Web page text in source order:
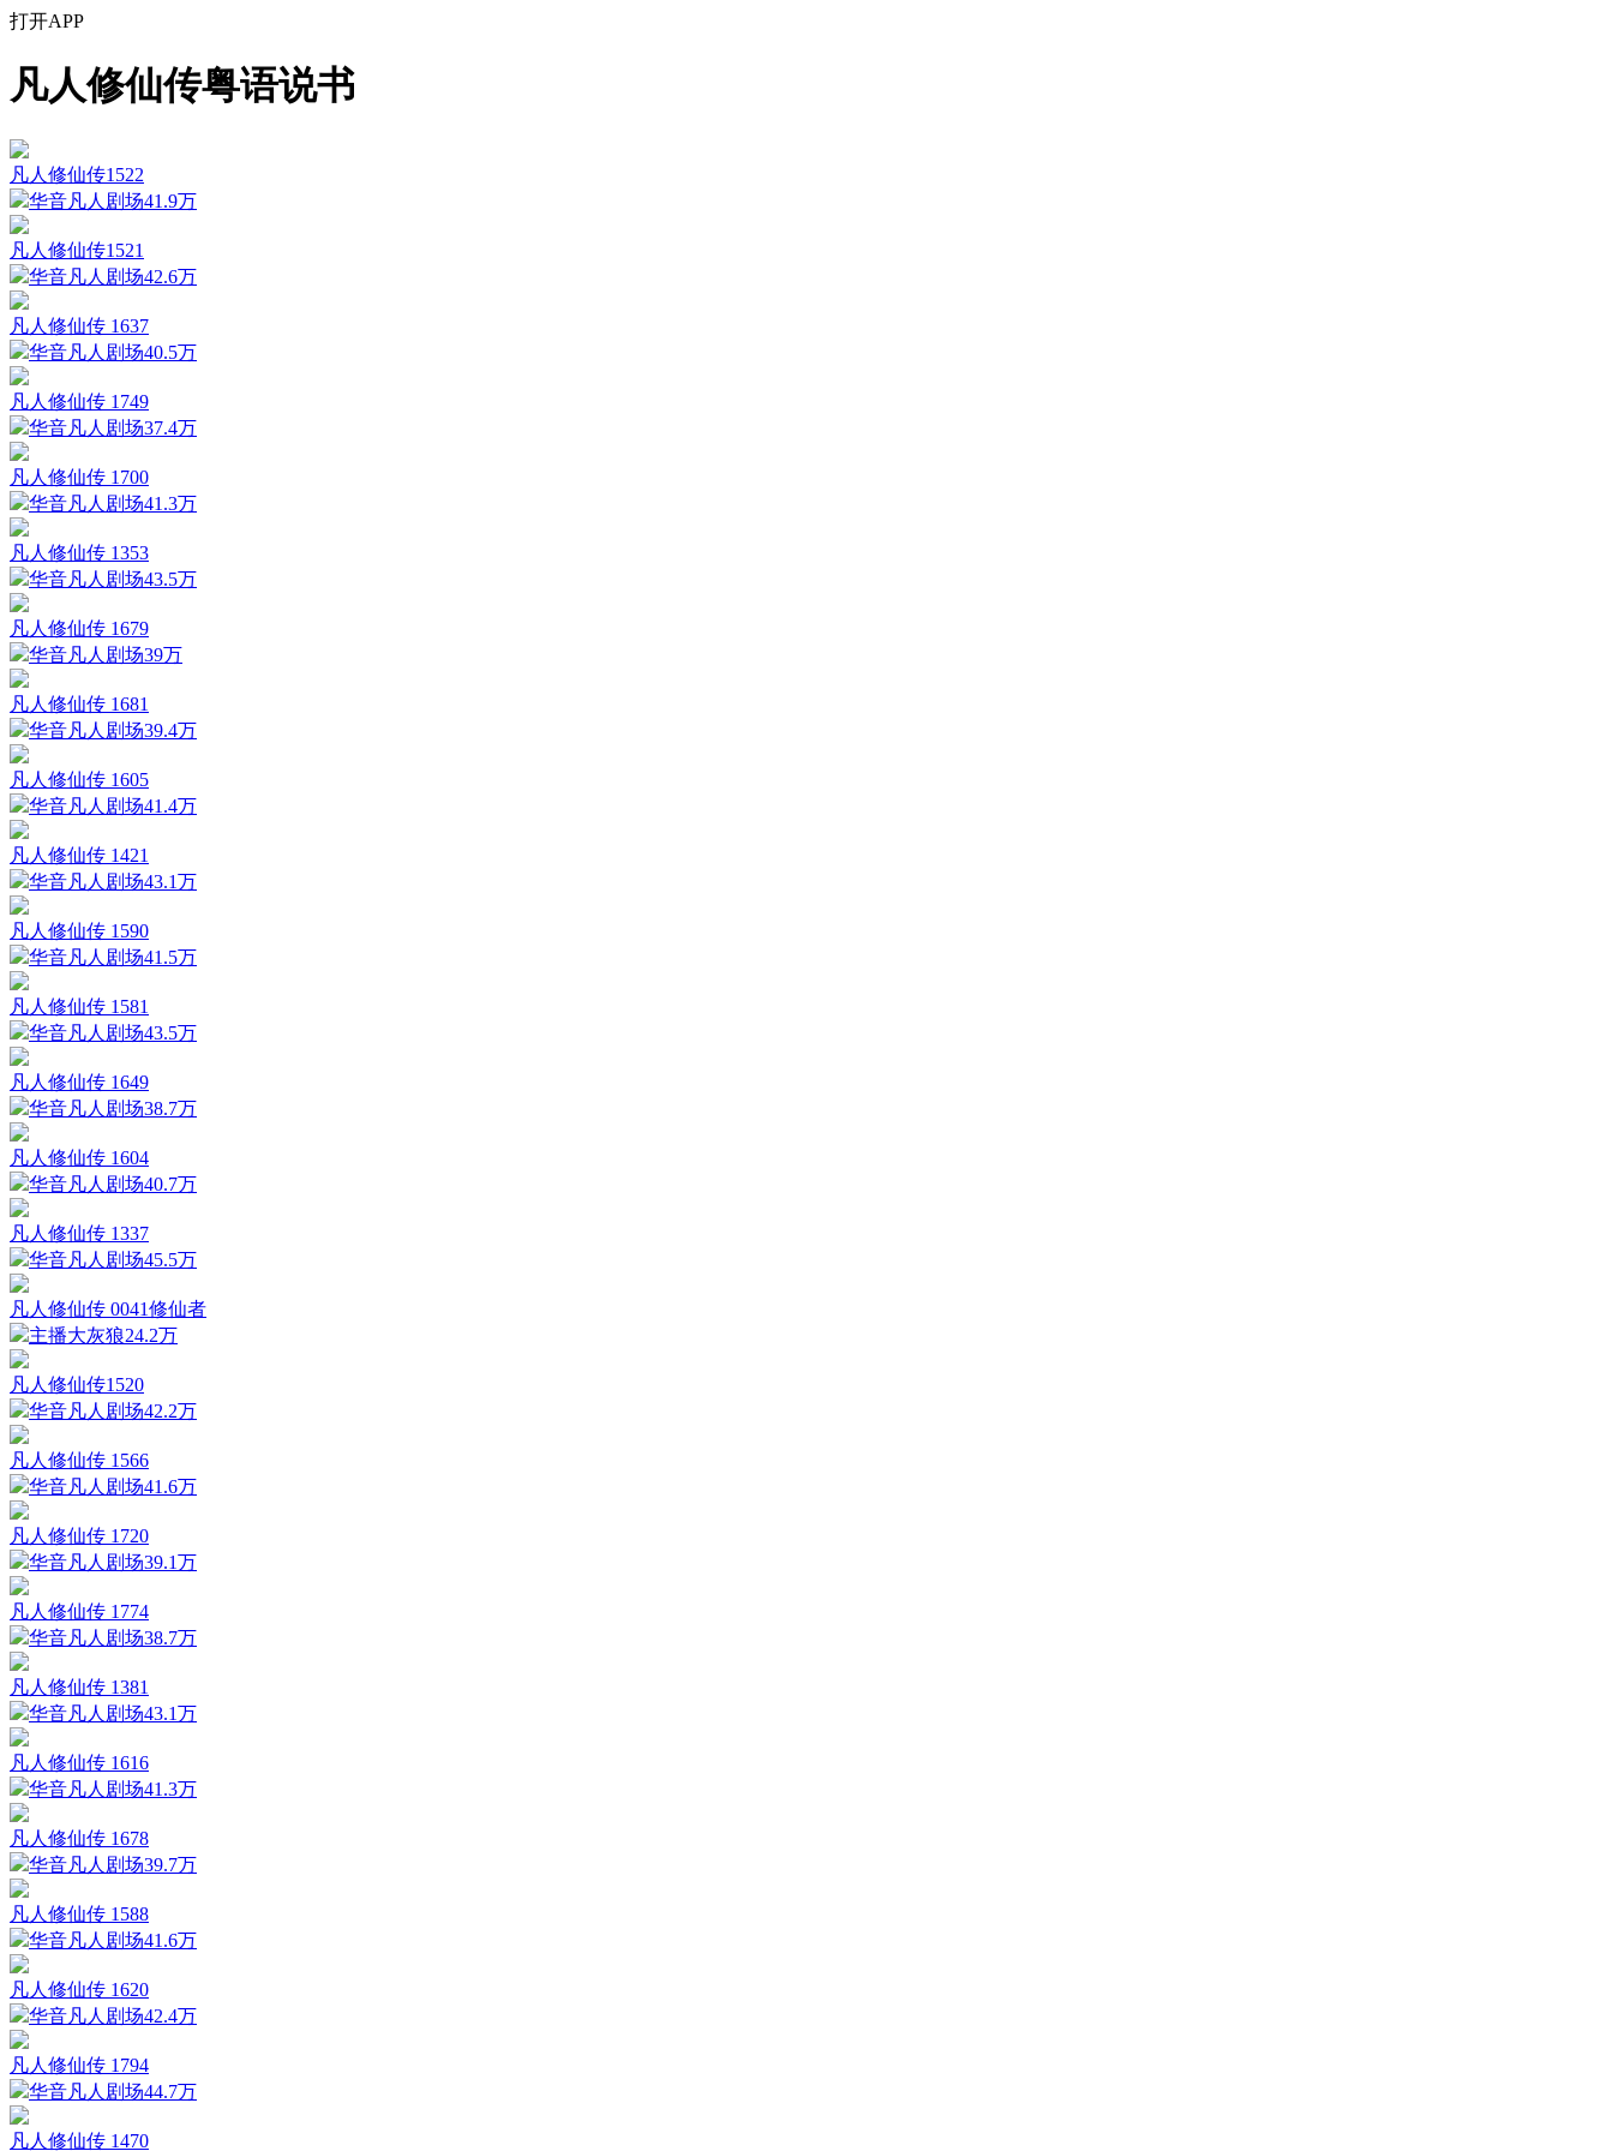
打开APP
凡人修仙传粤语说书
凡人修仙传1522
华音凡人剧场41.9万
凡人修仙传1521
华音凡人剧场42.6万
凡人修仙传 1637
华音凡人剧场40.5万
凡人修仙传 1749
华音凡人剧场37.4万
凡人修仙传 1700
华音凡人剧场41.3万
凡人修仙传 1353
华音凡人剧场43.5万
凡人修仙传 1679
华音凡人剧场39万
凡人修仙传 1681
华音凡人剧场39.4万
凡人修仙传 1605
华音凡人剧场41.4万
凡人修仙传 1421
华音凡人剧场43.1万
凡人修仙传 1590
华音凡人剧场41.5万
凡人修仙传 1581
华音凡人剧场43.5万
凡人修仙传 1649
华音凡人剧场38.7万
凡人修仙传 1604
华音凡人剧场40.7万
凡人修仙传 1337
华音凡人剧场45.5万
凡人修仙传 0041修仙者
主播大灰狼24.2万
凡人修仙传1520
华音凡人剧场42.2万
凡人修仙传 1566
华音凡人剧场41.6万
凡人修仙传 1720
华音凡人剧场39.1万
凡人修仙传 1774
华音凡人剧场38.7万
凡人修仙传 1381
华音凡人剧场43.1万
凡人修仙传 1616
华音凡人剧场41.3万
凡人修仙传 1678
华音凡人剧场39.7万
凡人修仙传 1588
华音凡人剧场41.6万
凡人修仙传 1620
华音凡人剧场42.4万
凡人修仙传 1794
华音凡人剧场44.7万
凡人修仙传 1470